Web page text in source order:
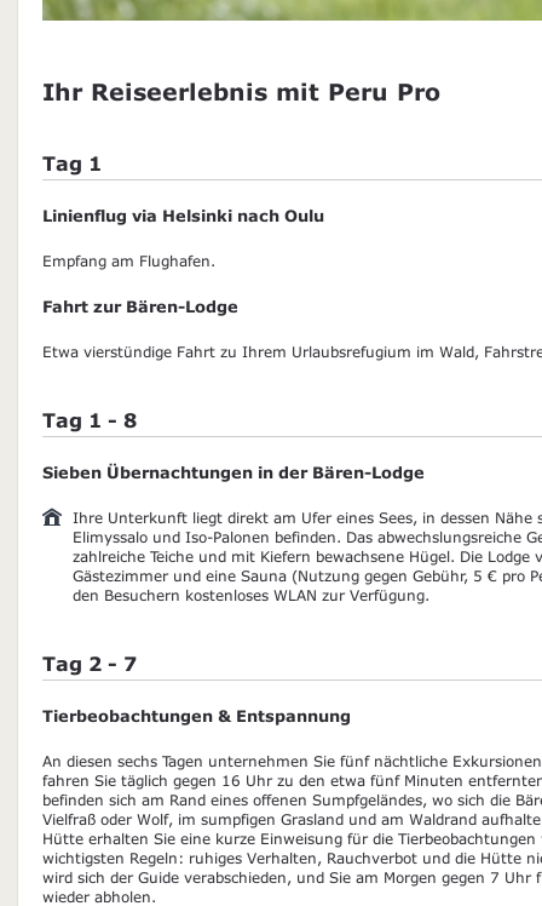
Ihr Reiseerlebnis mit Peru Pro
Tag 1
Linienflug via Helsinki nach Oulu
Empfang am Flughafen.
Fahrt zur Bären-Lodge
Etwa vierstündige Fahrt zu Ihrem Urlaubsrefugium im Wald,
Tag 1 - 8
Sieben Übernachtungen in der Bären-Lodge
Ihre Unterkunft liegt direkt am Ufer eines Sees, in dessen Nähe
Elimyssalo und Iso-Palonen befinden. Das abwechslungsreiche
zahlreiche Teiche und mit Kiefern bewachsene Hügel. Die
Gästezimmer und eine Sauna (Nutzung gegen Gebühr, 5 € pro
den Besuchern kostenloses WLAN zur Verfügung.
Tag 2 - 7
Tierbeobachtungen & Entspannung
An diesen sechs Tagen unternehmen Sie fünf nächtliche
fahren Sie täglich gegen 16 Uhr zu den etwa fünf Minuten
befinden sich am Rand eines offenen Sumpfgeländes, wo sich die
Vielfraß oder Wolf, im sumpfigen Grasland und am Waldrand
Hütte erhalten Sie eine kurze Einweisung für die
wichtigsten Regeln: ruhiges Verhalten, Rauchverbot und die Hütte
wird sich der Guide verabschieden, und Sie am Morgen gegen 7 Uhr
wieder abholen.